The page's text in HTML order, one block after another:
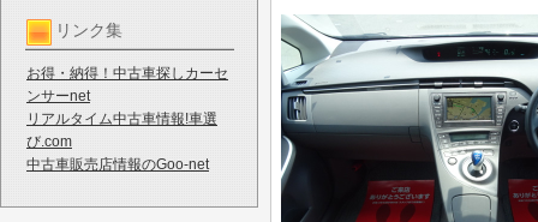
リンク集
お得・納得！中古車探しカーセ
ンサーnet
リアルタイム中古車情報!車選
び.com
中古車販売店情報のGoo-net